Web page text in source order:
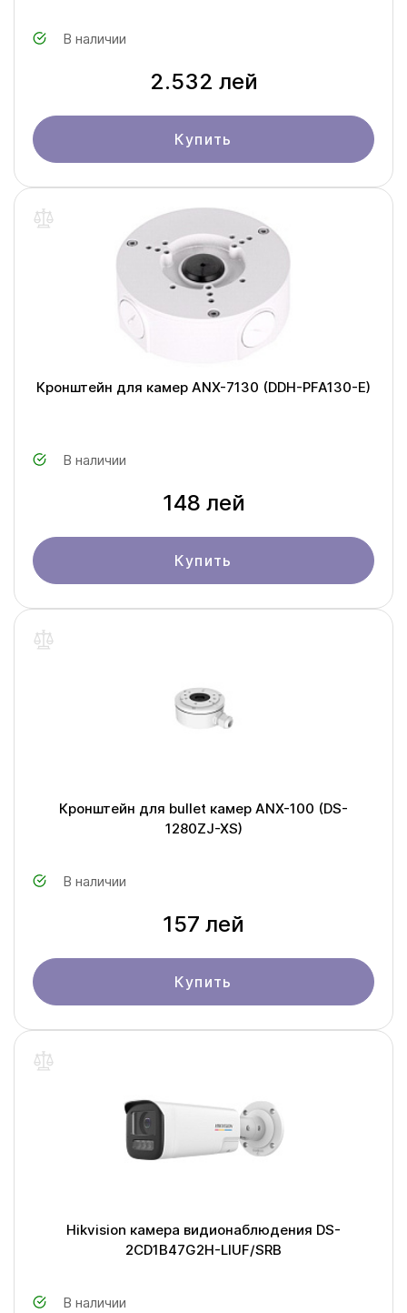
В наличии
2.532 лей
Купить
Кронштейн для камер ANX-7130 (DDH-PFA130-E)
В наличии
148 лей
Купить
Кронштейн для bullet камер ANX-100 (DS-
1280ZJ-XS)
В наличии
157 лей
Купить
Hikvision камера видионаблюдения DS-
2CD1B47G2H-LIUF/SRB
В наличии